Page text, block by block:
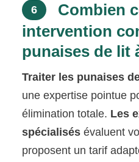
6
Combien
intervention
punaises de lit
Traiter les punaises
une expertise pointue
élimination totale. Les
spécialisés évaluent
proposent un tarif